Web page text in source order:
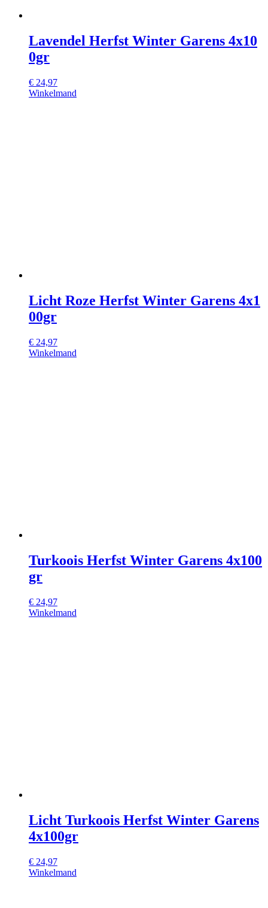
Lavendel Herfst Winter Garens 4x10
0gr
€ 24,97
Winkelmand
Licht Roze Herfst Winter Garens 4x1
00gr
€ 24,97
Winkelmand
Turkoois Herfst Winter Garens 4x100
gr
€ 24,97
Winkelmand
Licht Turkoois Herfst Winter Garens
4x100gr
€ 24,97
Winkelmand